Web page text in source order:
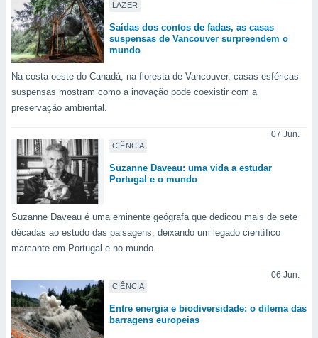
e
forma
digital
ou
permite-
a nossa
de alta
botão
ao
a
todos os
CONTINUAR
LAZER
Saídas dos contos de fadas, as casas
suspensas de Vancouver surpreendem o
mundo
Na costa oeste do Canadá, na floresta de Vancouver, casas esféricas
suspensas mostram como a inovação pode coexistir com a
preservação ambiental.
CIÊNCIA
07 Jun.
Suzanne Daveau: uma vida a estudar
Portugal e o mundo
Suzanne Daveau é uma eminente geógrafa que dedicou mais de sete
décadas ao estudo das paisagens, deixando um legado científico
marcante em Portugal e no mundo.
CIÊNCIA
06 Jun.
Entre energia e biodiversidade: o dilema das
barragens europeias